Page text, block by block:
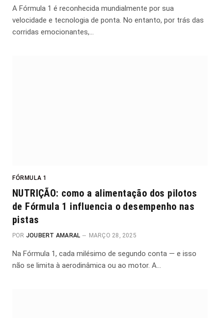
A Fórmula 1 é reconhecida mundialmente por sua
velocidade e tecnologia de ponta. No entanto, por trás das
corridas emocionantes,…
FÓRMULA 1
NUTRIÇÃO: como a alimentação dos pilotos
de Fórmula 1 influencia o desempenho nas
pistas
POR JOUBERT AMARAL MARÇO 28, 2025
Na Fórmula 1, cada milésimo de segundo conta — e isso
não se limita à aerodinâmica ou ao motor. A…